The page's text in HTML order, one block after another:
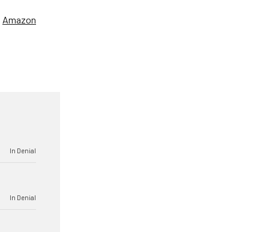
Amazon
In Denial
In Denial